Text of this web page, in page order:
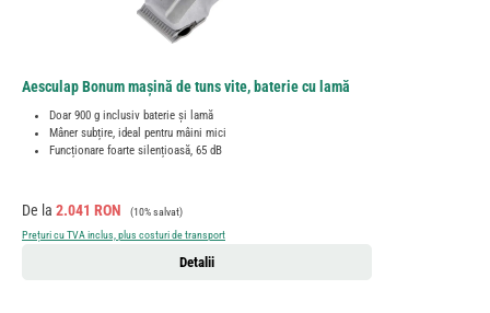
Aesculap Bonum mașină de tuns vite, baterie cu lamă
Doar 900 g inclusiv baterie și lamă
Mâner subțire, ideal pentru mâini mici
Funcționare foarte silențioasă, 65 dB
Preț de vânzare:
De la 2.041 RON Preț obișnuit:
(10% salvat)
Prețuri cu TVA inclus, plus costuri de transport
Detalii